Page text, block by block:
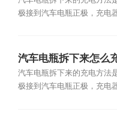
极接到汽车电瓶正极，充电
汽车电瓶拆下来怎么
汽车电瓶拆下来的充电方法
极接到汽车电瓶正极，充电